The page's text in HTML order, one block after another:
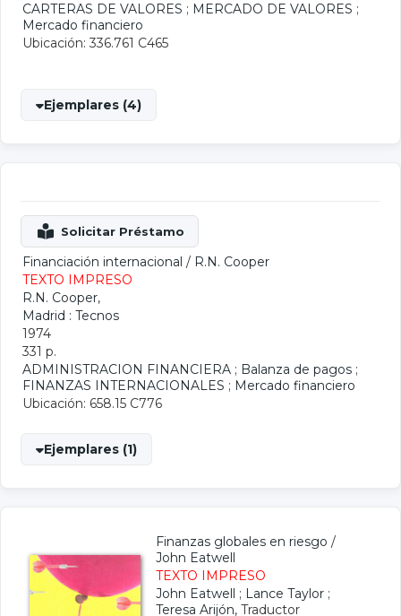
CARTERAS DE VALORES ; MERCADO DE VALORES ;
Mercado financiero
Ubicación: 336.761 C465
Ejemplares (4)
Financiación internacional / R.N. Cooper
TEXTO IMPRESO
R.N. Cooper,
Madrid : Tecnos
1974
331 p.
ADMINISTRACION FINANCIERA ; Balanza de pagos ;
FINANZAS INTERNACIONALES ; Mercado financiero
Ubicación: 658.15 C776
Ejemplares (1)
Finanzas globales en riesgo /
John Eatwell
TEXTO IMPRESO
John Eatwell ; Lance Taylor ;
Teresa Arijón, Traductor